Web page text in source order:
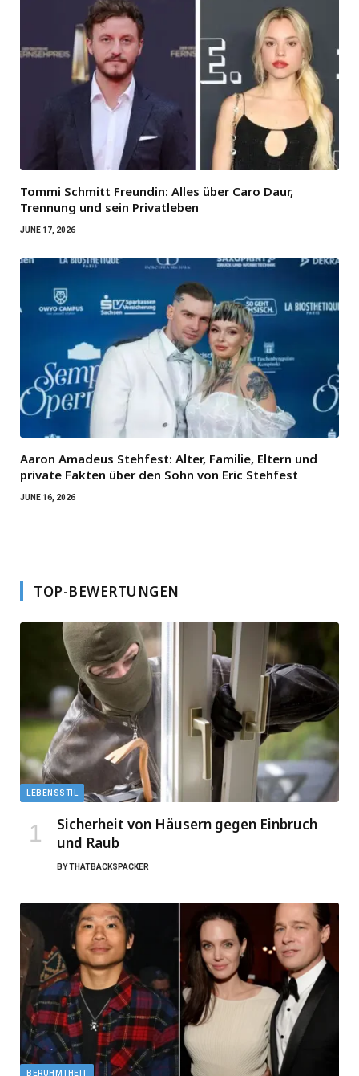
Tommi Schmitt Freundin: Alles über Caro Daur,
Trennung und sein Privatleben
JUNE 17, 2026
Aaron Amadeus Stehfest: Alter, Familie, Eltern und
private Fakten über den Sohn von Eric Stehfest
JUNE 16, 2026
TOP-BEWERTUNGEN
LEBENSSTIL
Sicherheit von Häusern gegen Einbruch
und Raub
BYTHATBACKSPACKER
BERUHMTHEIT